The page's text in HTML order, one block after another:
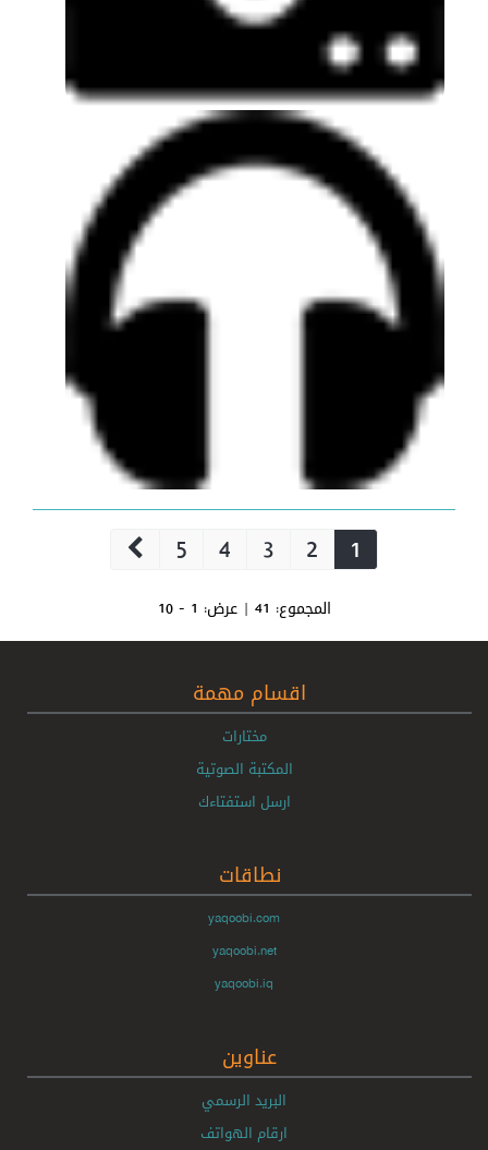
1
2
3
4
5
المجموع: 41 | عرض: 1 - 10
اقسام مهمة
مختارات
المكتبة الصوتية
ارسل استفتاءك
نطاقات
yaqoobi.com
yaqoobi.net
yaqoobi.iq
عناوين
البريد الرسمي
ارقام الهواتف